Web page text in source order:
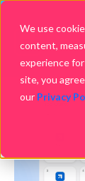
We use
content,
experience
site, you
our Privacy